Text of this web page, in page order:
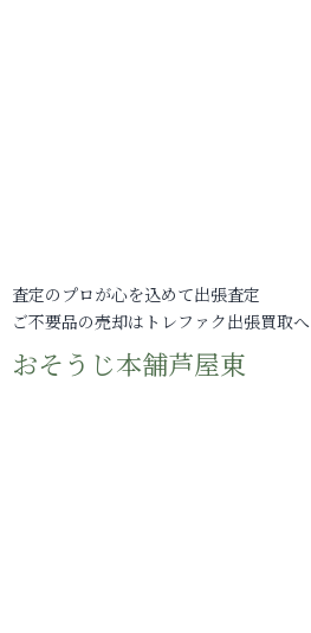
査定のプロが心を込めて出張査定
ご不要品の売却はトレファク出張買取へ
おそうじ本舗芦屋東